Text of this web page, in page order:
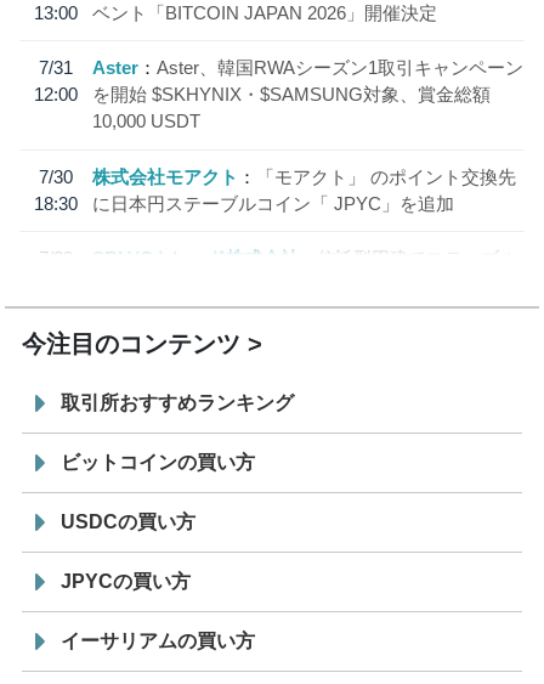
13:00
ベント「BITCOIN JAPAN 2026」開催決定
7/31
12:00
Aster
Aster、韓国RWAシーズン1取引キャンペーン
を開始 $SKHYNIX・$SAMSUNG対象、賞金総額
10,000 USDT
7/30
18:30
株式会社モアクト
「モアクト」 のポイント交換先
に日本円ステーブルコイン「 JPYC」を追加
7/29
SBI VCトレード株式会社
信託型円建てステーブル
今注目のコンテンツ
取引所おすすめランキング
ビットコインの買い方
USDCの買い方
JPYCの買い方
イーサリアムの買い方